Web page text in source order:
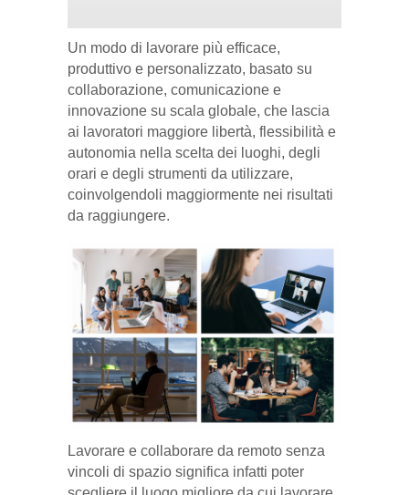
Un modo di lavorare più efficace,
produttivo e personalizzato, basato su
collaborazione, comunicazione e
innovazione su scala globale, che lascia
ai lavoratori maggiore libertà, flessibilità e
autonomia nella scelta dei luoghi, degli
orari e degli strumenti da utilizzare,
coinvolgendoli maggiormente nei risultati
da raggiungere.
Lavorare e collaborare da remoto senza
vincoli di spazio significa infatti poter